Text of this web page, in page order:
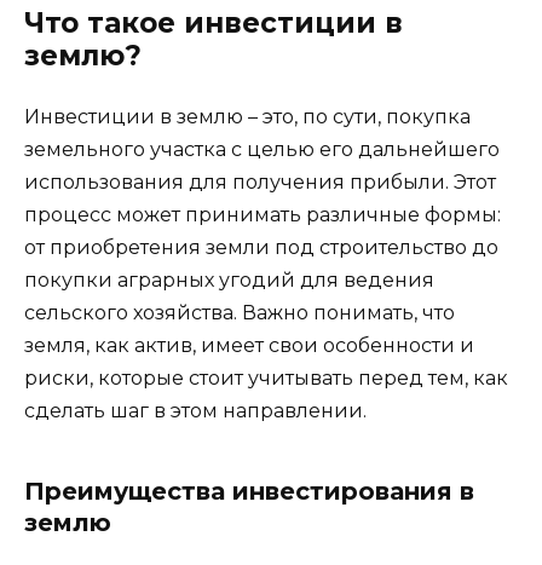
Что такое инвестиции в
землю?
Инвестиции в землю – это, по сути, покупка
земельного участка с целью его дальнейшего
использования для получения прибыли. Этот
процесс может принимать различные формы:
от приобретения земли под строительство до
покупки аграрных угодий для ведения
сельского хозяйства. Важно понимать, что
земля, как актив, имеет свои особенности и
риски, которые стоит учитывать перед тем, как
сделать шаг в этом направлении.
Преимущества инвестирования в
землю